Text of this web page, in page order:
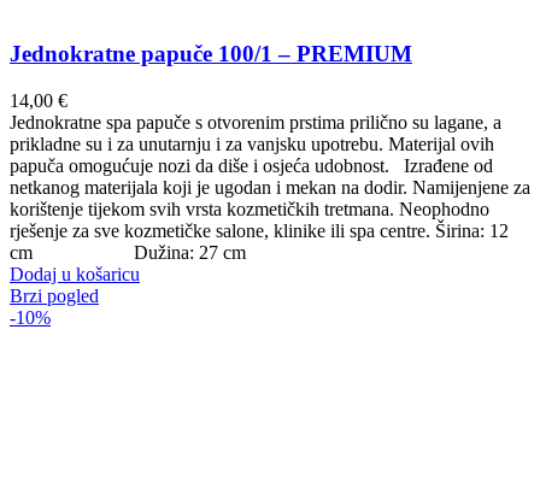
Jednokratne papuče 100/1 – PREMIUM
14,00 €
Jednokratne spa papuče s otvorenim prstima prilično su lagane, a
prikladne su i za unutarnju i za vanjsku upotrebu. Materijal ovih
papuča omogućuje nozi da diše i osjeća udobnost. Izrađene od
netkanog materijala koji je ugodan i mekan na dodir. Namijenjene za
korištenje tijekom svih vrsta kozmetičkih tretmana. Neophodno
rješenje za sve kozmetičke salone, klinike ili spa centre. Širina: 12
cm Dužina: 27 cm
Dodaj u košaricu
Brzi pogled
-10%